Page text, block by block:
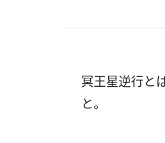
冥王星逆行と
と。